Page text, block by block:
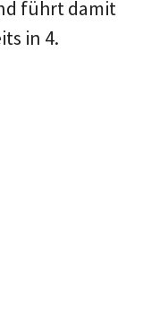
führt damit
in 4.